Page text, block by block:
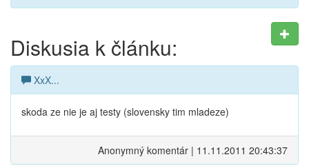
Diskusia k článku:
XxX...
skoda ze nie je aj testy (slovensky tim mladeze)
Anonymný komentár | 11.11.2011 20:43:37